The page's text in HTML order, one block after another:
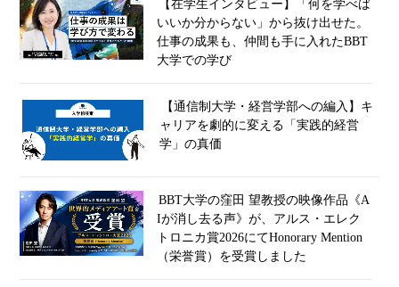
【在学生インタビュー】「何を学べば
いいか分からない」から抜け出せた。
仕事の成果も、仲間も手に入れたBBT
大学での学び
【通信制大学・経営学部への編入】キ
ャリアを劇的に変える「実践的経営
学」の真価
BBT大学の窪田 望教授の映像作品《A
Iが消し去る声》が、アルス・エレク
トロニカ賞2026にてHonorary Mention
（栄誉賞）を受賞しました